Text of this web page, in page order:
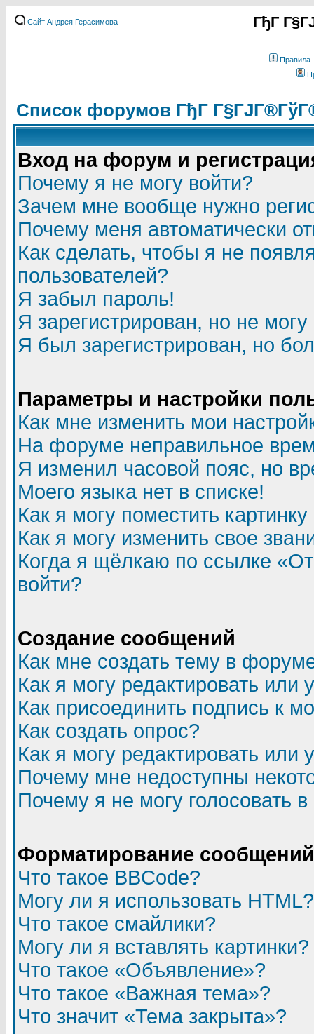
Сайт Андрея Герасимова ГђГ
Правила
Список форумов ГђГ
Вход на форум и
Почему я не могу войти?
Зачем мне вообще нужно
Почему меня автоматически
Как сделать, чтобы я не
пользователей?
Я забыл пароль!
Я зарегистрирован, но не могу
Я был зарегистрирован, но
Параметры и настройки
Как мне изменить мои
На форуме неправильное
Я изменил часовой пояс, но
Моего языка нет в списке!
Как я могу поместить
Как я могу изменить свое
Когда я щёлкаю по ссылке
войти?
Создание сообщений
Как мне создать тему в
Как я могу редактировать или
Как присоединить подпись к
Как создать опрос?
Как я могу редактировать или
Почему мне недоступны
Почему я не могу голосовать
Форматирование
Что такое BBCode?
Могу ли я использовать HTML?
Что такое смайлики?
Могу ли я вставлять картинки?
Что такое «Объявление»?
Что такое «Важная тема»?
Что значит «Тема закрыта»?